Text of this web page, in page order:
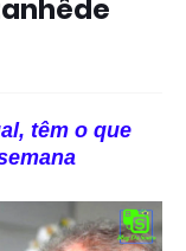
têm o que